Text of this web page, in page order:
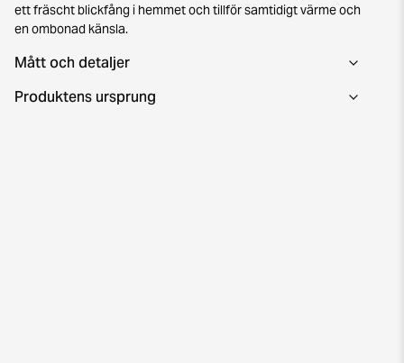
ett fräscht blickfång i hemmet och tillför samtidigt värme och
en ombonad känsla.
Mått och detaljer
Produktens ursprung